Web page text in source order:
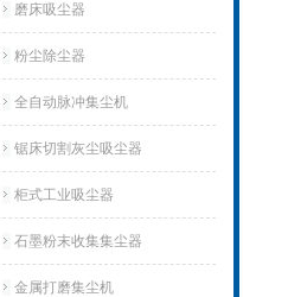
磨床吸尘器
粉尘除尘器
全自动脉冲集尘机
锯床切割灰尘吸尘器
柜式工业吸尘器
石墨粉末收集集尘器
金属打磨集尘机